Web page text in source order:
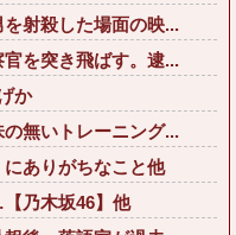
を射殺した場面の映...
官を突き飛ばす。逮...
か
無いトレーニング...
ありがちなこと他
乃木坂46】他